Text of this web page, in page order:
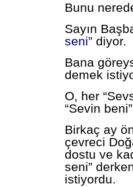
Bunu
Sayın
seni” diyor.
Bana
demek
O, her
“Sevin
Birkaç ay
çevreci
dostu ve
seni”
istiyordu.